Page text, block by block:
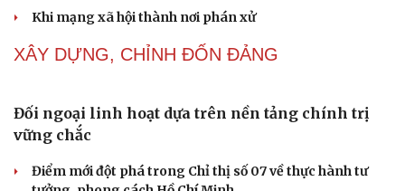
hội
NHẬN DIỆN SỰ THẬT